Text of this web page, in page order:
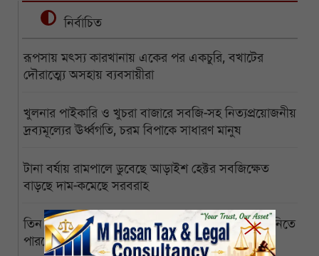
নির্বাচিত
রূপসায় মৎস্য কারখানায় একের পর একচুরি, বখাটের
দৌরাত্ম্যে অসহায় ব্যবসায়ীরা
খুলনার পাইকারি ও খুচরা বাজারে সবজি-সহ নিত্যপ্রয়োজনীয়
দ্রব্যমূল্যের ঊর্ধ্বগতি, চরম বিপাকে সাধারণ মানুষ
টানা বর্ষায় রামপালে ডুবেছে আড়াইশ হেক্টর সবজিক্ষেত
বাড়ছে দাম-কমেছে সরবরাহ
তিন মাস পেরোল জোড়ালাগা যমজের, অর্থাভাবে ঢাকায় নিতে
পারছেন না অসহায় বাবা